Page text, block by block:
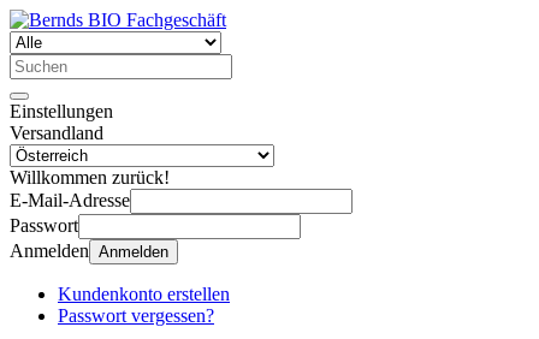
Einstellungen
Versandland
Willkommen zurück!
E-Mail-Adresse
Passwort
Anmelden Anmelden
Kundenkonto erstellen
Passwort vergessen?